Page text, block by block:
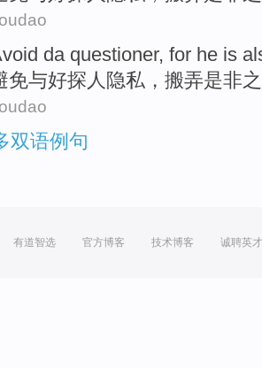
da questioner, for he is
免与好探人隐私， 搬弄是非
双语例句
有道智选 官方博客 技术博客 诚聘英才